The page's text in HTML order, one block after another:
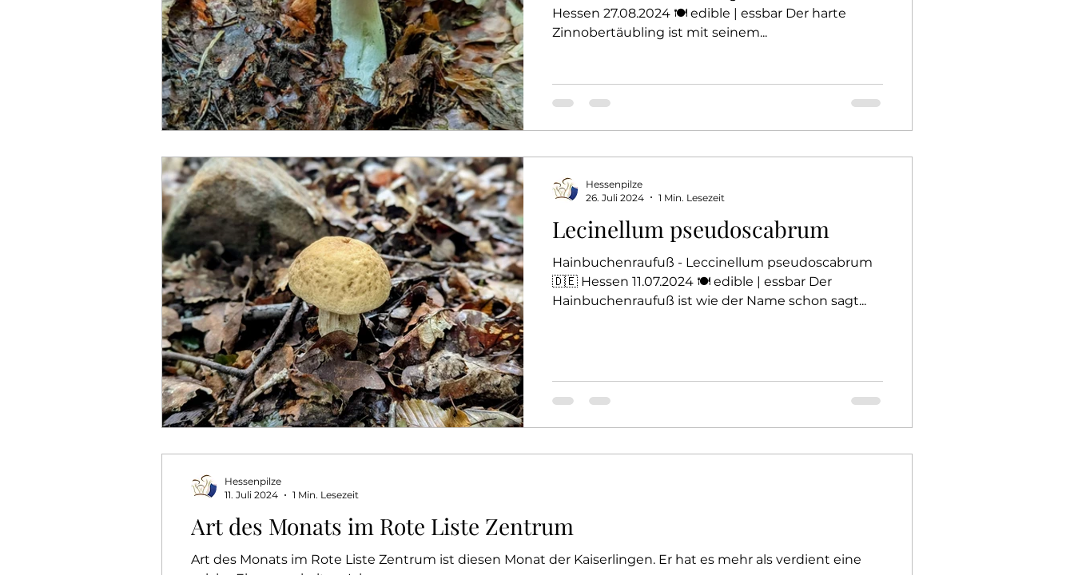
Hessen 27.08.2024 🍽️ edible | essbar Der harte
Zinnobertäubling ist mit seinem...
Lecinellum pseudoscabrum
Hainbuchenraufuß - Leccinellum pseudoscabrum
🇩🇪 Hessen 11.07.2024 🍽️ edible | essbar Der
Hainbuchenraufuß ist wie der Name schon sagt...
Hessenpilze
26. Juli 2024
1 Min. Lesezeit
Art des Monats im Rote Liste Zentrum
Art des Monats im Rote Liste Zentrum ist diesen Monat der Kaiserlingen. Er hat es mehr als verdient eine
Hessenpilze
11. Juli 2024
1 Min. Lesezeit